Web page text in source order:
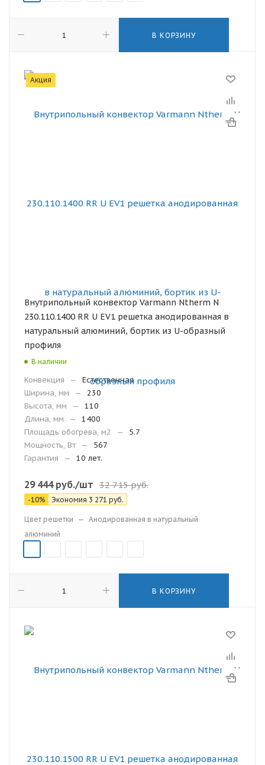
В КОРЗИНУ
Акция
Внутрипольный конвектор Varmann Ntherm N
230.110.1400 RR U EV1 решетка анодированная в
натуральный алюминий, бортик из U-образный
профиля
В наличии
Конвекция —
Естественная
Ширина, мм
—
230
Высота, мм
—
110
Длина, мм
—
1400
Площадь обогрева, м2
—
5.7
Мощность, Вт
—
567
Гарантия
— 10 лет.
29 444руб./шт 32 715руб.
-10% Экономия 3 271 руб.
Цвет решетки — Анодированная в натуральный
алюминий
В КОРЗИНУ